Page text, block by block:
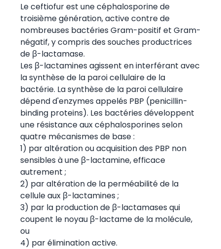
Le ceftiofur est une céphalosporine de
troisième génération, active contre de
nombreuses bactéries Gram-positif et Gram-
négatif, y compris des souches productrices
de β-lactamase.
Les β-lactamines agissent en interférant avec
la synthèse de la paroi cellulaire de la
bactérie. La synthèse de la paroi cellulaire
dépend d'enzymes appelés PBP (penicillin-
binding proteins). Les bactéries développent
une résistance aux céphalosporines selon
quatre mécanismes de base :
1) par altération ou acquisition des PBP non
sensibles à une β-lactamine, efficace
autrement ;
2) par altération de la perméabilité de la
cellule aux β-lactamines ;
3) par la production de β-lactamases qui
coupent le noyau β-lactame de la molécule,
ou
4) par élimination active.